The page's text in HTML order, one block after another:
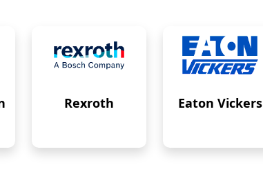
Rexroth Eaton Vickers